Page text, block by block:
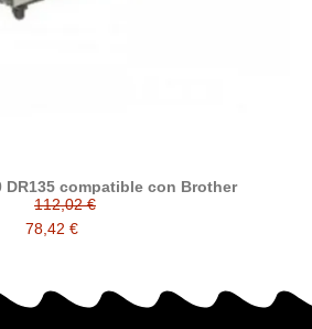
DR135 compatible con Brother
112,02 €
78,42 €